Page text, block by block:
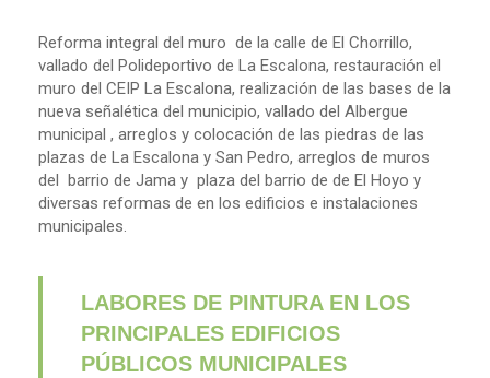
Reforma integral del muro de la calle de El Chorrillo,
vallado del Polideportivo de La Escalona, restauración el
muro del CEIP La Escalona, realización de las bases de la
nueva señalética del municipio, vallado del Albergue
municipal , arreglos y colocación de las piedras de las
plazas de La Escalona y San Pedro, arreglos de muros
del barrio de Jama y plaza del barrio de de El Hoyo y
diversas reformas de en los edificios e instalaciones
municipales.
LABORES DE PINTURA EN LOS
PRINCIPALES EDIFICIOS
PÚBLICOS MUNICIPALES